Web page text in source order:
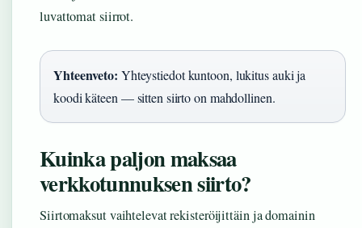
luvattomat siirrot.
Yhteenveto: Yhteystiedot kuntoon, lukitus auki ja
koodi käteen — sitten siirto on mahdollinen.
Kuinka paljon maksaa
verkkotunnuksen siirto?
Siirtomaksut vaihtelevat rekisteröijittäin ja domainin